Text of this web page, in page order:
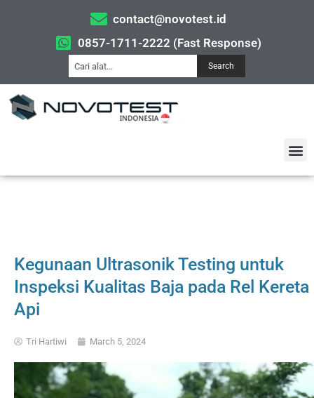
contact@novotest.id
0857-1711-2222 (Fast Response)
Search
Kegunaan Ultrasonik Testing untuk
Inspeksi Kualitas Baja pada Rel Kereta
Api
Tri Hartiwi March 5, 2024